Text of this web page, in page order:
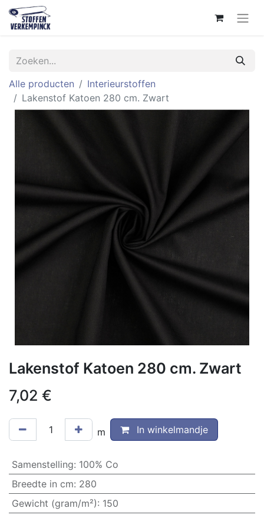
Alle producten
Interieurstoffen
Lakenstof Katoen 280 cm. Zwart
Lakenstof Katoen 280 cm. Zwart
7,02 €
m In winkelmandje
Samenstelling: 100% Co
Breedte in cm: 280
Gewicht (gram/m²): 150